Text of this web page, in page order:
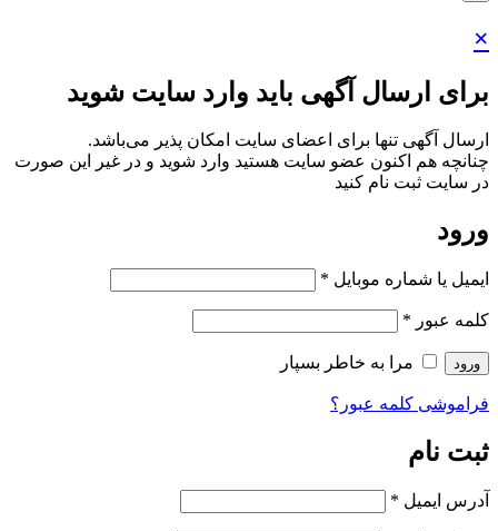
×
برای ارسال آگهی باید وارد سایت شوید
ارسال آگهی تنها برای اعضای سایت امکان پذیر می‌باشد.
چنانچه هم‌ اکنون عضو سایت هستید وارد شوید و در غیر این صورت
در سایت ثبت نام کنید
ورود
ایمیل یا شماره موبایل *
کلمه عبور *
ورود مرا به خاطر بسپار
فراموشی کلمه عبور؟
ثبت نام
آدرس ایمیل *